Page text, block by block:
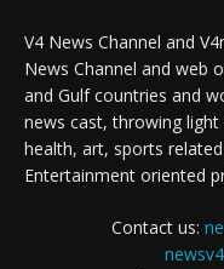
V4 News Channel and
News Channel and web
and Gulf countries and
news cast, throwing
health, art, sports
Entertainment oriented
Contact us: